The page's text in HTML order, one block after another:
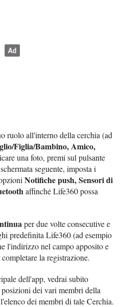
ruolo all'interno della cerchia (ad
Figlia/Bambino, Amico,
una foto, premi sul pulsante
seguente, imposta i
Notifiche push, Sensori di
affinché Life360 possa
per due volte consecutive e
predefinita Life360 (ad esempio
l'indirizzo nel campo apposito e
completare la registrazione.
dell'app, vedrai subito
dei vari membri della
dei membri di tale Cerchia.